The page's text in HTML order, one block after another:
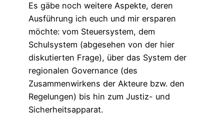
Es gäbe noch weitere Aspekte, deren
Ausführung ich euch und mir ersparen
möchte: vom Steuersystem, dem
Schulsystem (abgesehen von der hier
diskutierten Frage), über das System der
regionalen Governance (des
Zusammenwirkens der Akteure bzw. den
Regelungen) bis hin zum Justiz- und
Sicherheitsapparat.